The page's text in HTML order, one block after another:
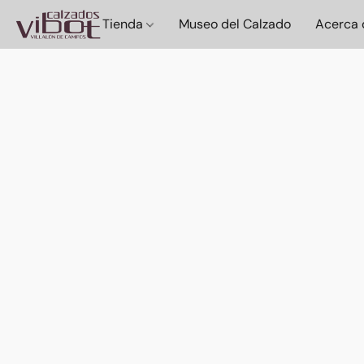
Tienda Museo del Calzado Acerca